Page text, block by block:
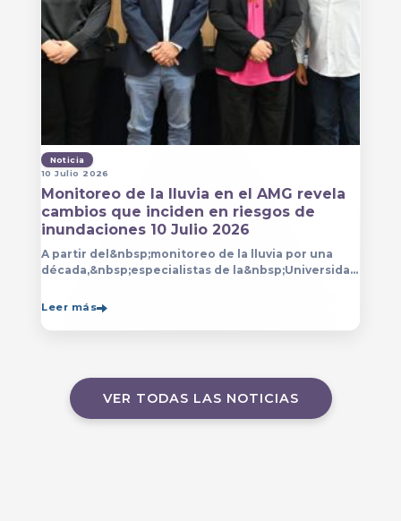
Noticia
10 Julio 2026
Monitoreo de la lluvia en el AMG revela
cambios que inciden en riesgos de
inundaciones 10 Julio 2026
A partir del&nbsp;monitoreo de la lluvia por una
década,&nbsp;especialistas de la&nbsp;Universidad
Leer más
VER TODAS LAS NOTICIAS